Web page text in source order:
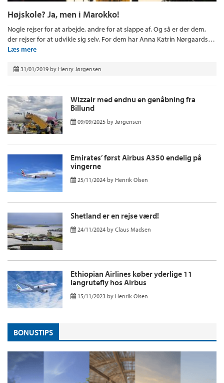
Højskole? Ja, men i Marokko!
Nogle rejser for at arbejde, andre for at slappe af. Og så er der dem,
der rejser for at udvikle sig selv. For dem har Anna Katrin Nørgaards…
Læs mere
31/01/2019 by Henry Jørgensen
Wizzair med endnu en genåbning fra
Billund
09/09/2025 by Jørgensen
Emirates’ først Airbus A350 endelig på
vingerne
25/11/2024 by Henrik Olsen
Shetland er en rejse værd!
24/11/2024 by Claus Madsen
Ethiopian Airlines køber yderlige 11
langrutefly hos Airbus
15/11/2023 by Henrik Olsen
BONUSTIPS